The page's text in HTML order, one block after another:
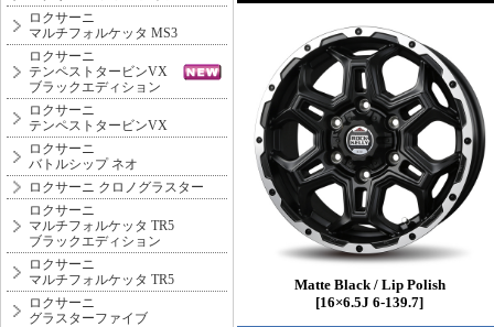
ロクサーニ
マルチフォルケッタ MS3
ロクサーニ
テンペストタービンVX
ブラックエディション
ロクサーニ
テンペストタービンVX
ロクサーニ
バトルシップ ネオ
ロクサーニ クロノグラスター
ロクサーニ
マルチフォルケッタ TR5
ブラックエディション
ロクサーニ
マルチフォルケッタ TR5
ロクサーニ
グラスターファイブ
Matte Black / Lip Polish
[16×6.5J 6-139.7]